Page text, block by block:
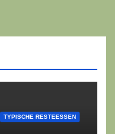
TYPISCHE RESTEESSEN